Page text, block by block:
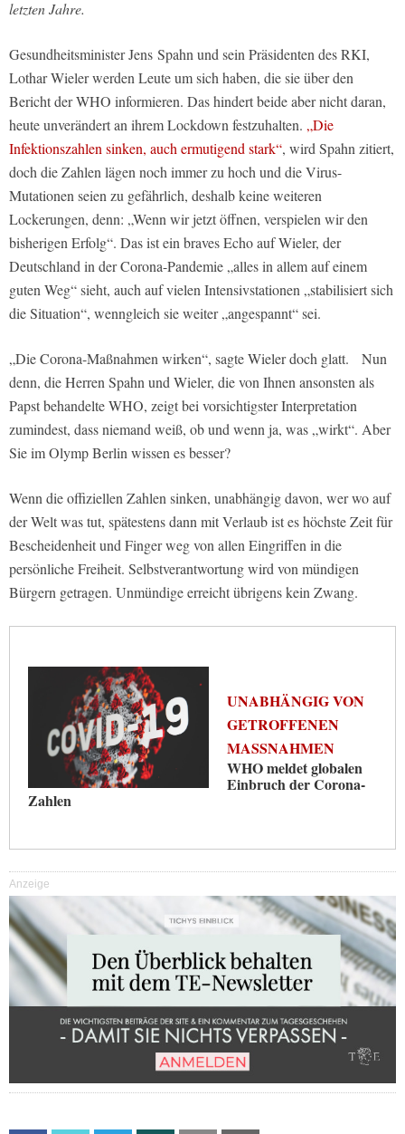
letzten Jahre.
Gesundheitsminister Jens Spahn und sein Präsidenten des RKI,
Lothar Wieler werden Leute um sich haben, die sie über den
Bericht der WHO informieren. Das hindert beide aber nicht daran,
heute unverändert an ihrem Lockdown festzuhalten. „Die
Infektionszahlen sinken, auch ermutigend stark“, wird Spahn zitiert,
doch die Zahlen lägen noch immer zu hoch und die Virus-
Mutationen seien zu gefährlich, deshalb keine weiteren
Lockerungen, denn: „Wenn wir jetzt öffnen, verspielen wir den
bisherigen Erfolg“. Das ist ein braves Echo auf Wieler, der
Deutschland in der Corona-Pandemie „alles in allem auf einem
guten Weg“ sieht, auch auf vielen Intensivstationen „stabilisiert sich
die Situation“, wenngleich sie weiter „angespannt“ sei.
„Die Corona-Maßnahmen wirken“, sagte Wieler doch glatt. Nun
denn, die Herren Spahn und Wieler, die von Ihnen ansonsten als
Papst behandelte WHO, zeigt bei vorsichtigster Interpretation
zumindest, dass niemand weiß, ob und wenn ja, was „wirkt“. Aber
Sie im Olymp Berlin wissen es besser?
Wenn die offiziellen Zahlen sinken, unabhängig davon, wer wo auf
der Welt was tut, spätestens dann mit Verlaub ist es höchste Zeit für
Bescheidenheit und Finger weg von allen Eingriffen in die
persönliche Freiheit. Selbstverantwortung wird von mündigen
Bürgern getragen. Unmündige erreicht übrigens kein Zwang.
UNABHÄNGIG VON
GETROFFENEN
MASSNAHMEN
WHO meldet globalen
Einbruch der Corona-
Zahlen
Anzeige